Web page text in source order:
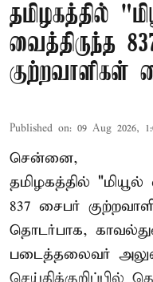
தமிழகத்தில்
வைத்திருந்த
குற்றவாளிகள்
Published on: 09 Aug 2026,
சென்னை,
தமிழகத்தில்
837 சைபர்
தொடர்பாக,
படைத்தலைவர்
செய்திக்குறிப்பில்